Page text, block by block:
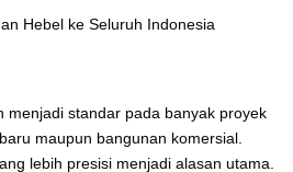
Hebel ke Seluruh Indonesia
menjadi standar pada banyak proyek
maupun bangunan komersial.
lebih presisi menjadi alasan utama.